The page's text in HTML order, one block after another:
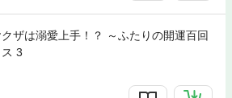
ザは溺愛上手！？ ～ふたりの開運百回
3